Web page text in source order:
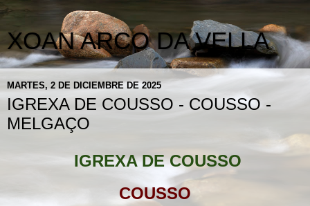
XOAN ARCO DA VELLA
MARTES, 2 DE DICIEMBRE DE 2025
IGREXA DE COUSSO - COUSSO -
MELGAÇO
IGREXA DE COUSSO
COUSSO